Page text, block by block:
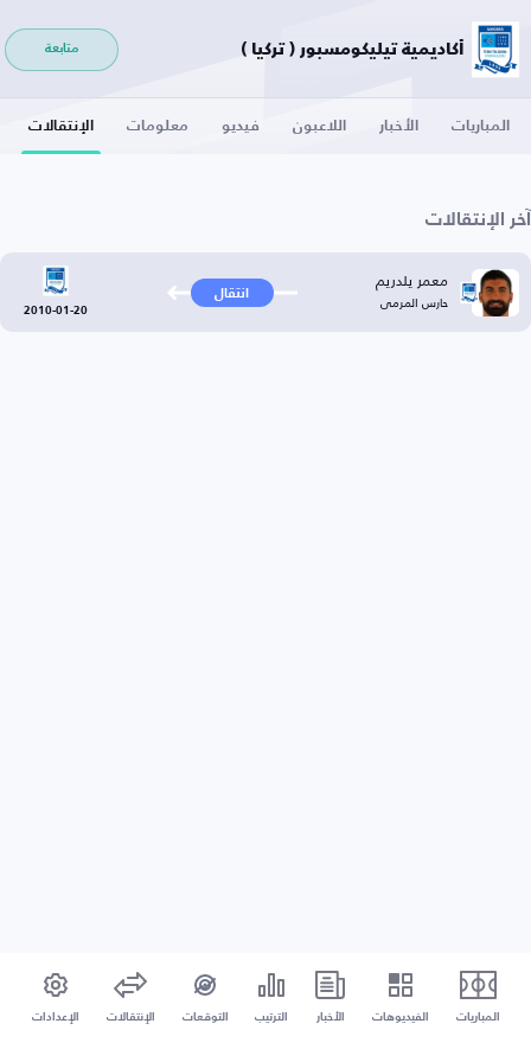
أكاديمية تيليكومسبور ( تركيا ) متابعة
المباريات الأخبار اللاعبون فيديو معلومات الإنتقالات
آخر الإنتقالات
معمر يلدريم
حارس المرمى انتقال
2010-01-20
المباريات الفيديوهات الأخبار الترتيب التوقعات الإنتقالات الإعدادات